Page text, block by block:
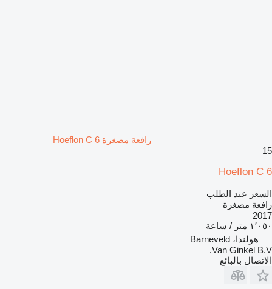
رافعة مصغرة Hoeflon C 6
15
Hoeflon C 6
السعر عند الطلب
رافعة مصغرة
2017
١٬٠٥٠ متر / ساعة
هولندا، Barneveld
Van Ginkel B.V.
الاتصال بالبائع